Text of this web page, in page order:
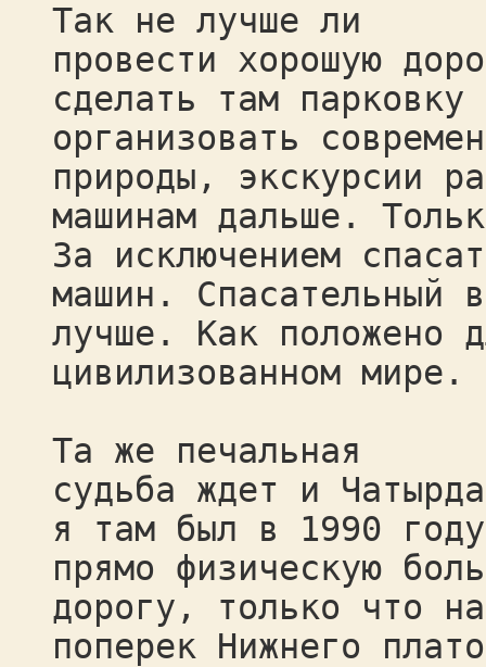
Так не лучше ли
провести хорошую
сделать там
организовать
природы, экскурсии
машинам дальше.
За исключением
машин. Спасательный
лучше. Как положено
цивилизованном мире.
Та же печальная
судьба ждет и
я там был в 1990
прямо физическую
дорогу, только что
поперек Нижнего